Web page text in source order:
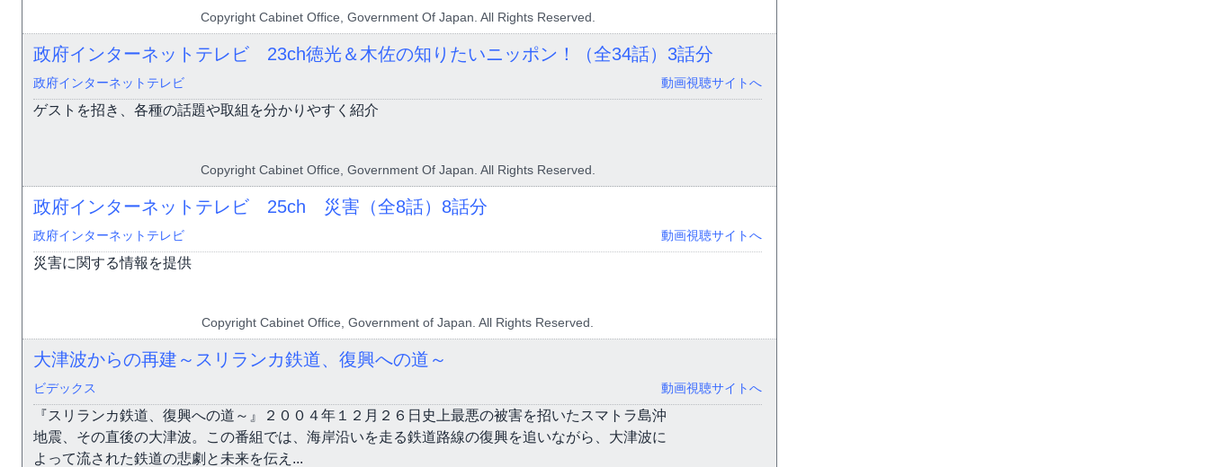
Copyright Cabinet Office, Government Of Japan. All Rights Reserved.
政府インターネットテレビ 23ch徳光＆木佐の知りたいニッポン！（全34話） 3話分
政府インターネットテレビ 動画視聴サイトへ
ゲストを招き、各種の話題や取組を分かりやすく紹介
Copyright Cabinet Office, Government Of Japan. All Rights Reserved.
政府インターネットテレビ 25ch 災害（全8話） 8話分
政府インターネットテレビ 動画視聴サイトへ
災害に関する情報を提供
Copyright Cabinet Office, Government of Japan. All Rights Reserved.
大津波からの再建～スリランカ鉄道、復興への道～
ビデックス 動画視聴サイトへ
『スリランカ鉄道、復興への道～』２００４年１２月２６日史上最悪の被害を招いたスマトラ島沖
地震、その直後の大津波。この番組では、海岸沿いを走る鉄道路線の復興を追いながら、大津波に
よって流された鉄道の悲劇と未来を伝え...